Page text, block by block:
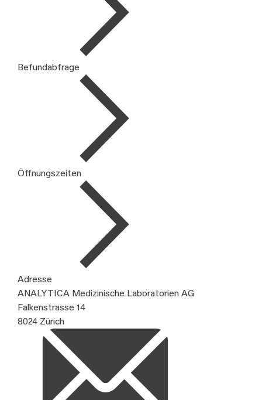
Befundabfrage
Öffnungszeiten
Adresse
ANALYTICA Medizinische Laboratorien AG
Falkenstrasse 14
8024 Zürich